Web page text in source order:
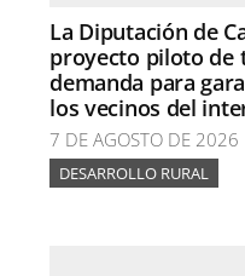
La Diputación de
proyecto piloto de
demanda para
los vecinos del
7 DE AGOSTO DE 2026
DESARROLLO RURAL